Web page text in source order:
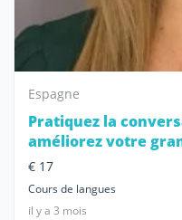
Espagne
Pratiquez la
améliorez votre
€ 17
Cours de langues
il y a 3 mois